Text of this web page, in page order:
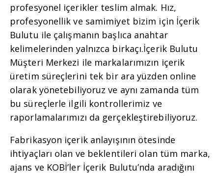
profesyonel içerikler teslim almak. Hız,
profesyonellik ve samimiyet bizim için İçerik
Bulutu ile çalışmanın başlıca anahtar
kelimelerinden yalnızca birkaçı.İçerik Bulutu
Müşteri Merkezi ile markalarımızın içerik
üretim süreçlerini tek bir ara yüzden online
olarak yönetebiliyoruz ve aynı zamanda tüm
bu süreçlerle ilgili kontrollerimiz ve
raporlamalarımızı da gerçekleştirebiliyoruz.
Fabrikasyon içerik anlayışının ötesinde
ihtiyaçları olan ve beklentileri olan tüm marka,
ajans ve KOBİ’ler İçerik Bulutu’nda aradığını